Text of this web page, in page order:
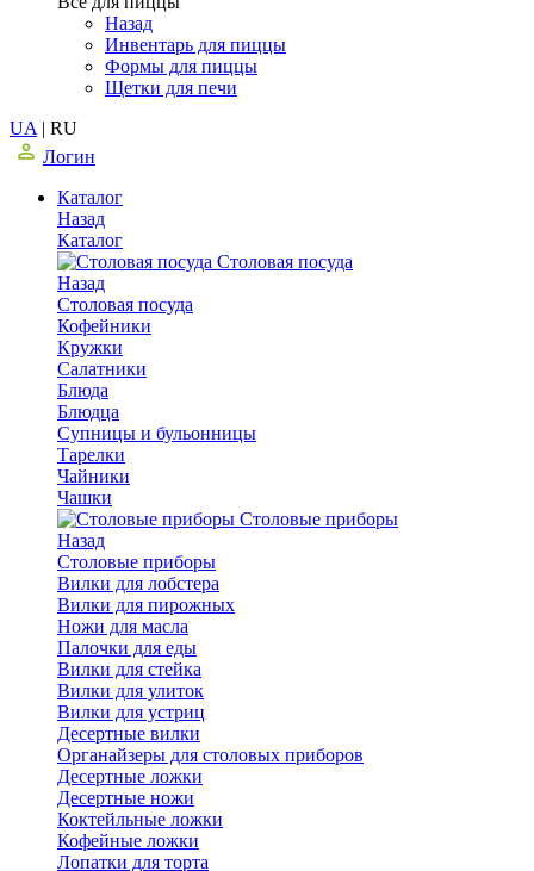
Назад
Инвентарь для пиццы
Формы для пиццы
Щетки для печи
UA | RU
Логин
Каталог
Назад
Каталог
Столовая посуда
Назад
Столовая посуда
Кофейники
Кружки
Салатники
Блюда
Блюдца
Супницы и бульонницы
Тарелки
Чайники
Чашки
Cтоловые приборы
Назад
Cтоловые приборы
Вилки для лобстера
Вилки для пирожных
Ножи для масла
Палочки для еды
Вилки для стейка
Вилки для улиток
Вилки для устриц
Десертные вилки
Органайзеры для столовых приборов
Десертные ложки
Десертные ножи
Коктейльные ложки
Кофейные ложки
Лопатки для торта